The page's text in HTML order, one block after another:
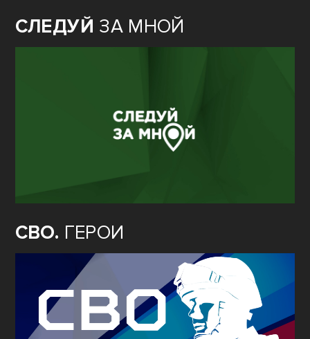
СЛЕДУЙ ЗА МНОЙ
СВО. ГЕРОИ